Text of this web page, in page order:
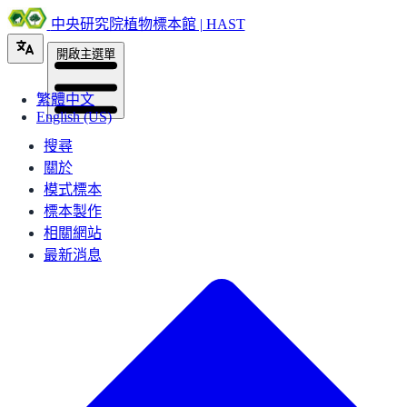
中央研究院植物標本館 | HAST
繁體中文
English (US)
開啟主選單
搜尋
關於
模式標本
標本製作
相關網站
最新消息